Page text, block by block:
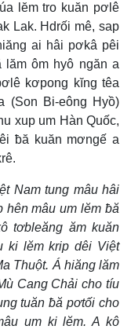
lĕm tro kuăn pơlê
Lak. Hdrối mê, sap
ai hâi pơkâ pêi
lăm ôm hyô ngăn a
kơpong kĭng têa
(Son Bi-eông Hyồ)
xup um Hàn Quốc,
ƀă kuăn mơngế a
Nam tung mâu hâi
hên mâu um lĕm ƀă
tơbleăng ăm kuăn
ki lĕm krip dêi Việt
Thuột. Á hiăng lăm
Cang Chải cho tíu
tuăn ƀă pơtối cho
um ki lĕm. A kô